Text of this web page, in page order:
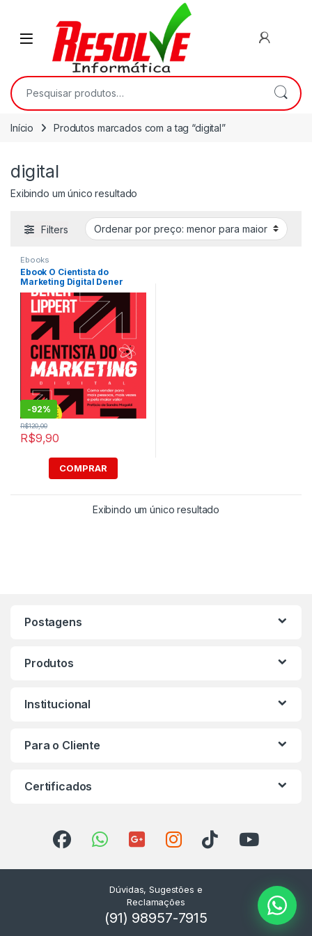
Início Produtos marcados com a tag “digital”
digital
Exibindo um único resultado
Filters
Ebooks
Ebook O Cientista do
Marketing Digital Dener
Lippert
-92%
R$9,90
R$120,00
COMPRAR
Exibindo um único resultado
Postagens
Produtos
Institucional
Para o Cliente
Certificados
Dúvidas, Sugestões e
Reclamações
(91) 98957-7915